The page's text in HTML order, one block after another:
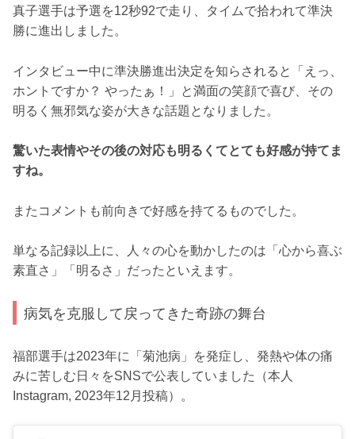
真子選手は予選を12秒92で走り、タイムで拾われて準決
勝に進出しました。
インタビュー中に準決勝進出決定を知らされると「えっ、
ホントですか？ やったぁ！」と満面の笑顔で喜び、その
明るく無邪気な姿が大きな話題となりました。
驚いた表情やその後の対応も明るくてとても好感が持てま
すね。
またコメントも前向きで好感を持てるものでした。
単なる記録以上に、人々の心を動かしたのは「心から喜ぶ
素直さ」「明るさ」だったといえます。
病気を克服して戻ってきた奇跡の舞台
福部選手は2023年に「菊池病」を発症し、発熱や体の痛
みに苦しむ日々をSNSで公表していました（本人
Instagram, 2023年12月投稿）。